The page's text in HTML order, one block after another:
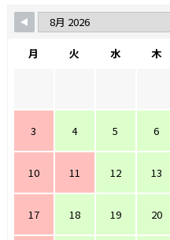
月 火 水 木
3 4 5 6
10 11 12 13
17 18 19 20